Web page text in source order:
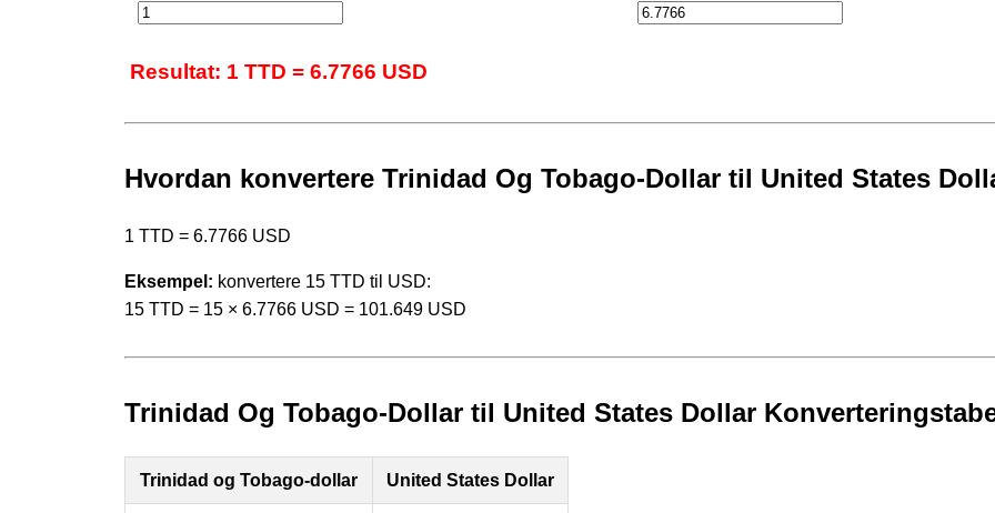
Resultat: 1 TTD = 6.7766 USD
Hvordan konvertere Trinidad Og Tobago-Dollar til United States
1 TTD = 6.7766 USD
Eksempel: konvertere 15 TTD til USD:
15 TTD = 15 × 6.7766 USD = 101.649 USD
Trinidad Og Tobago-Dollar til United States Dollar
Trinidad og Tobago-dollar United States Dollar